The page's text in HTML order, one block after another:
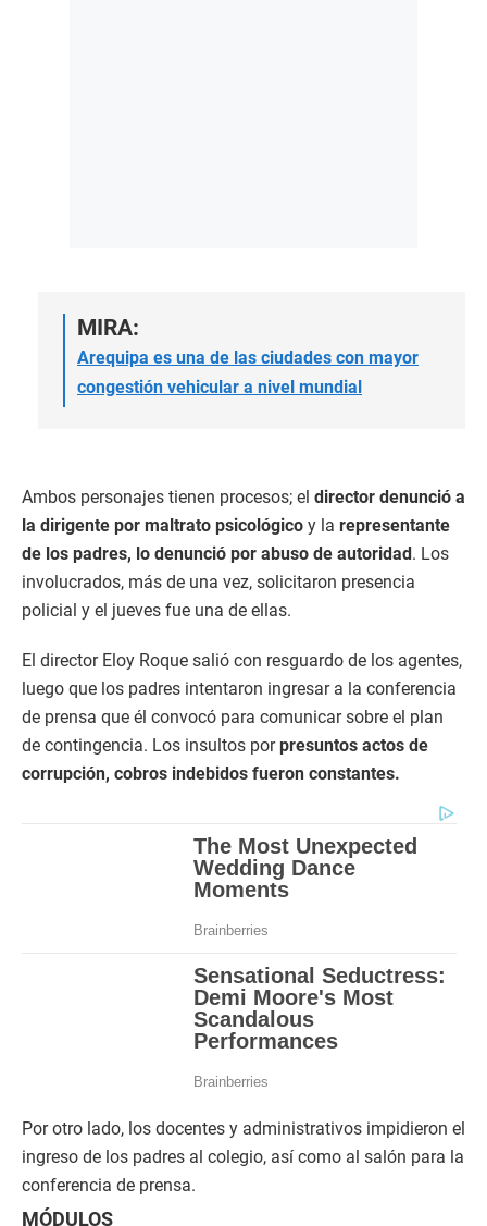
MIRA:
Arequipa es una de las ciudades con mayor
congestión vehicular a nivel mundial
Ambos personajes tienen procesos; el director denunció a
la dirigente por maltrato psicológico y la representante
de los padres, lo denunció por abuso de autoridad. Los
involucrados, más de una vez, solicitaron presencia
policial y el jueves fue una de ellas.
El director Eloy Roque salió con resguardo de los agentes,
luego que los padres intentaron ingresar a la conferencia
de prensa que él convocó para comunicar sobre el plan
de contingencia. Los insultos porpresuntos actos de
corrupción, cobros indebidos fueron constantes.
Por otro lado, los docentes y administrativos impidieron el
ingreso de los padres al colegio, así como al salón para la
conferencia de prensa.
MÓDULOS